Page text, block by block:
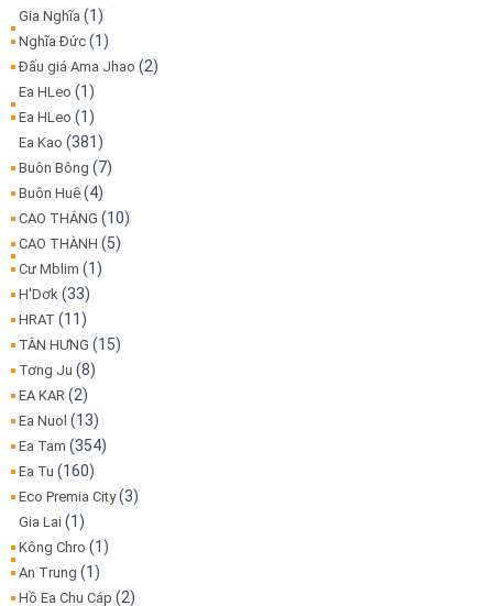
Gia Nghĩa (1)
Nghĩa Đức (1)
Đấu giá Ama Jhao (2)
Ea HLeo (1)
Ea HLeo (1)
Ea Kao (381)
Buôn Bông (7)
Buôn Huê (4)
CAO THẮNG (10)
CAO THÀNH (5)
Cư Mblim (1)
H'Dơk (33)
HRAT (11)
TÂN HƯNG (15)
Tơng Ju (8)
EA KAR (2)
Ea Nuol (13)
Ea Tam (354)
Ea Tu (160)
Eco Premia City(3)
Gia Lai (1)
Kông Chro (1)
An Trung (1)
Hồ Ea Chu Cáp (2)